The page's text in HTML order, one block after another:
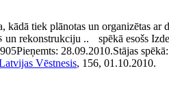
kādā tiek plānotas un organizētas ar
un rekonstrukciju ..
spēkā esošs
905Pieņemts: 28.09.2010.Stājas spēkā:
Vēstnesis, 156, 01.10.2010.